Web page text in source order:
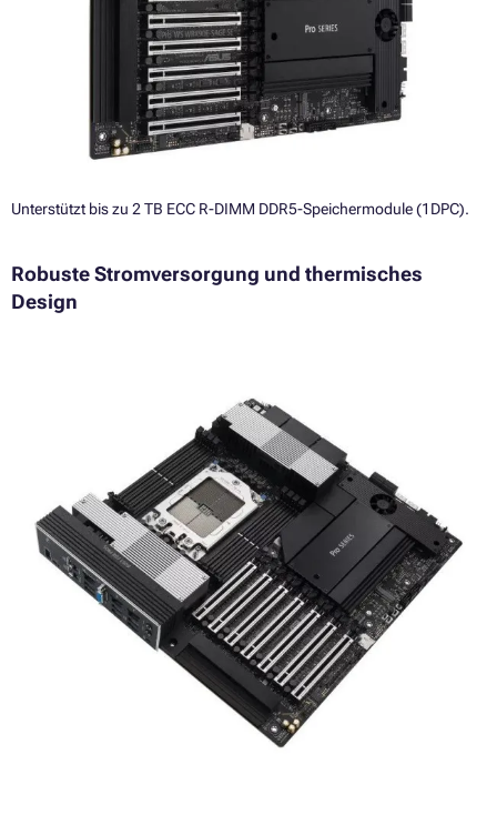
Unterstützt bis zu 2 TB ECC R-DIMM DDR5-Speichermodule (1DPC).
Robuste Stromversorgung und thermisches
Design